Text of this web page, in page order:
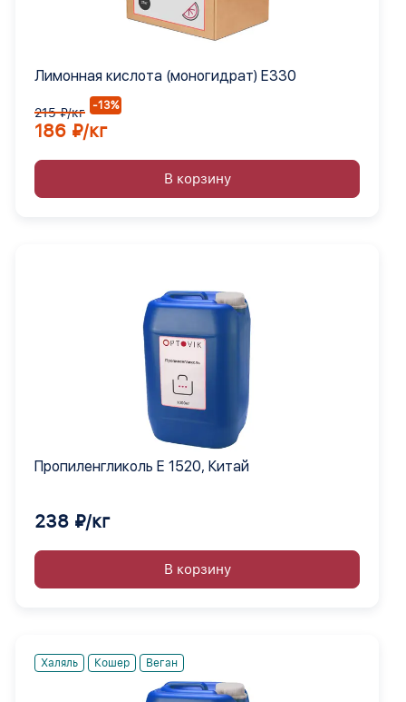
Лимонная кислота (моногидрат) Е330
215 ₽/кг -13%
186 ₽/кг
В корзину
Пропиленгликоль Е 1520, Китай
238 ₽/кг
В корзину
Халяль Кошер Веган